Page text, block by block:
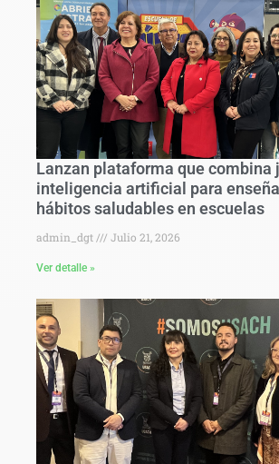
Lanzan plataforma que combina
inteligencia artificial para
hábitos saludables en escuelas
admin_dgt Julio 21, 2026
Ver detalle »